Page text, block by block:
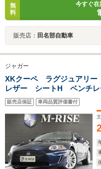
無
料
今すぐ在
販売店： 田名部自動車
ジャガー
XKクーペ ラグジュアリ
レザー シートH ベンチ
Bowers/Wilkins パドルシ
サー
販売店保証 車両品質評価書付